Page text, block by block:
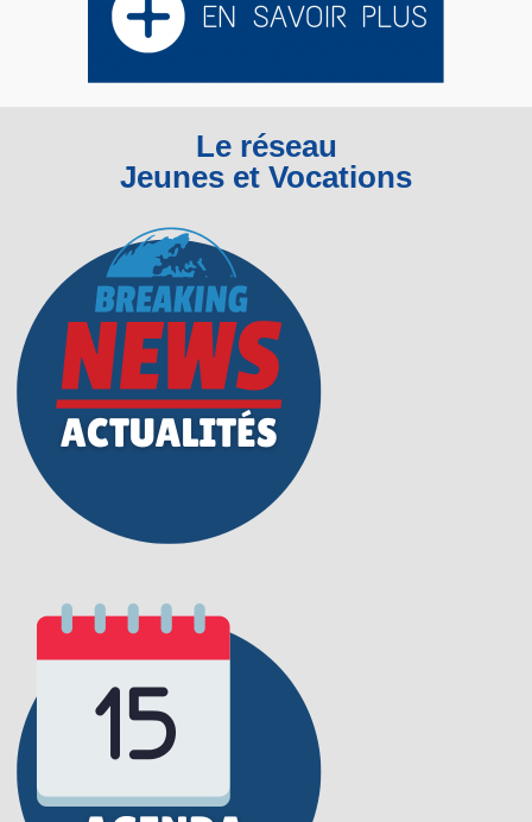
Le réseau
Jeunes et Vocations